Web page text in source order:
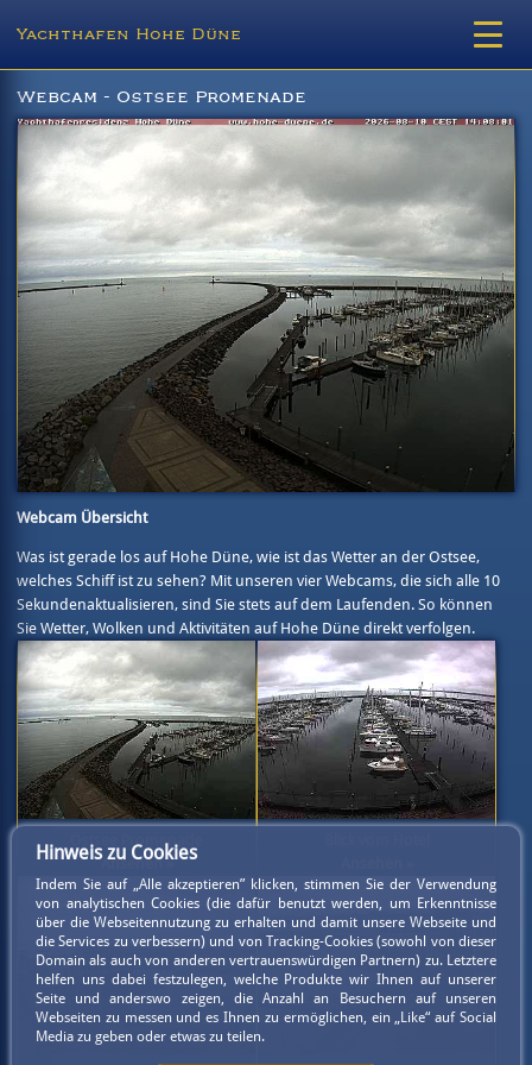
Yachthafen Hohe Düne
Webcam - Ostsee Promenade
Webcam Übersicht
Was ist gerade los auf Hohe Düne, wie ist das Wetter an der Ostsee,
welches Schiff ist zu sehen? Mit unseren vier Webcams, die sich alle 10
Sekundenaktualisieren, sind Sie stets auf dem Laufenden. So können
Sie Wetter, Wolken und Aktivitäten auf Hohe Düne direkt verfolgen.
Ostsee Promenade
Ansehen »
Hinweis zu Cookies
Indem Sie auf „Alle akzeptieren” klicken, stimmen Sie der Verwendung
von analytischen Cookies (die dafür benutzt werden, um Erkenntnisse
über die Webseitennutzung zu erhalten und damit unsere Webseite und
die Services zu verbessern) und von Tracking-Cookies (sowohl von dieser
Domain als auch von anderen vertrauenswürdigen Partnern) zu. Letztere
helfen uns dabei festzulegen, welche Produkte wir Ihnen auf unserer
Seite und anderswo zeigen, die Anzahl an Besuchern auf unseren
Webseiten zu messen und es Ihnen zu ermöglichen, ein „Like“ auf Social
Media zu geben oder etwas zu teilen.